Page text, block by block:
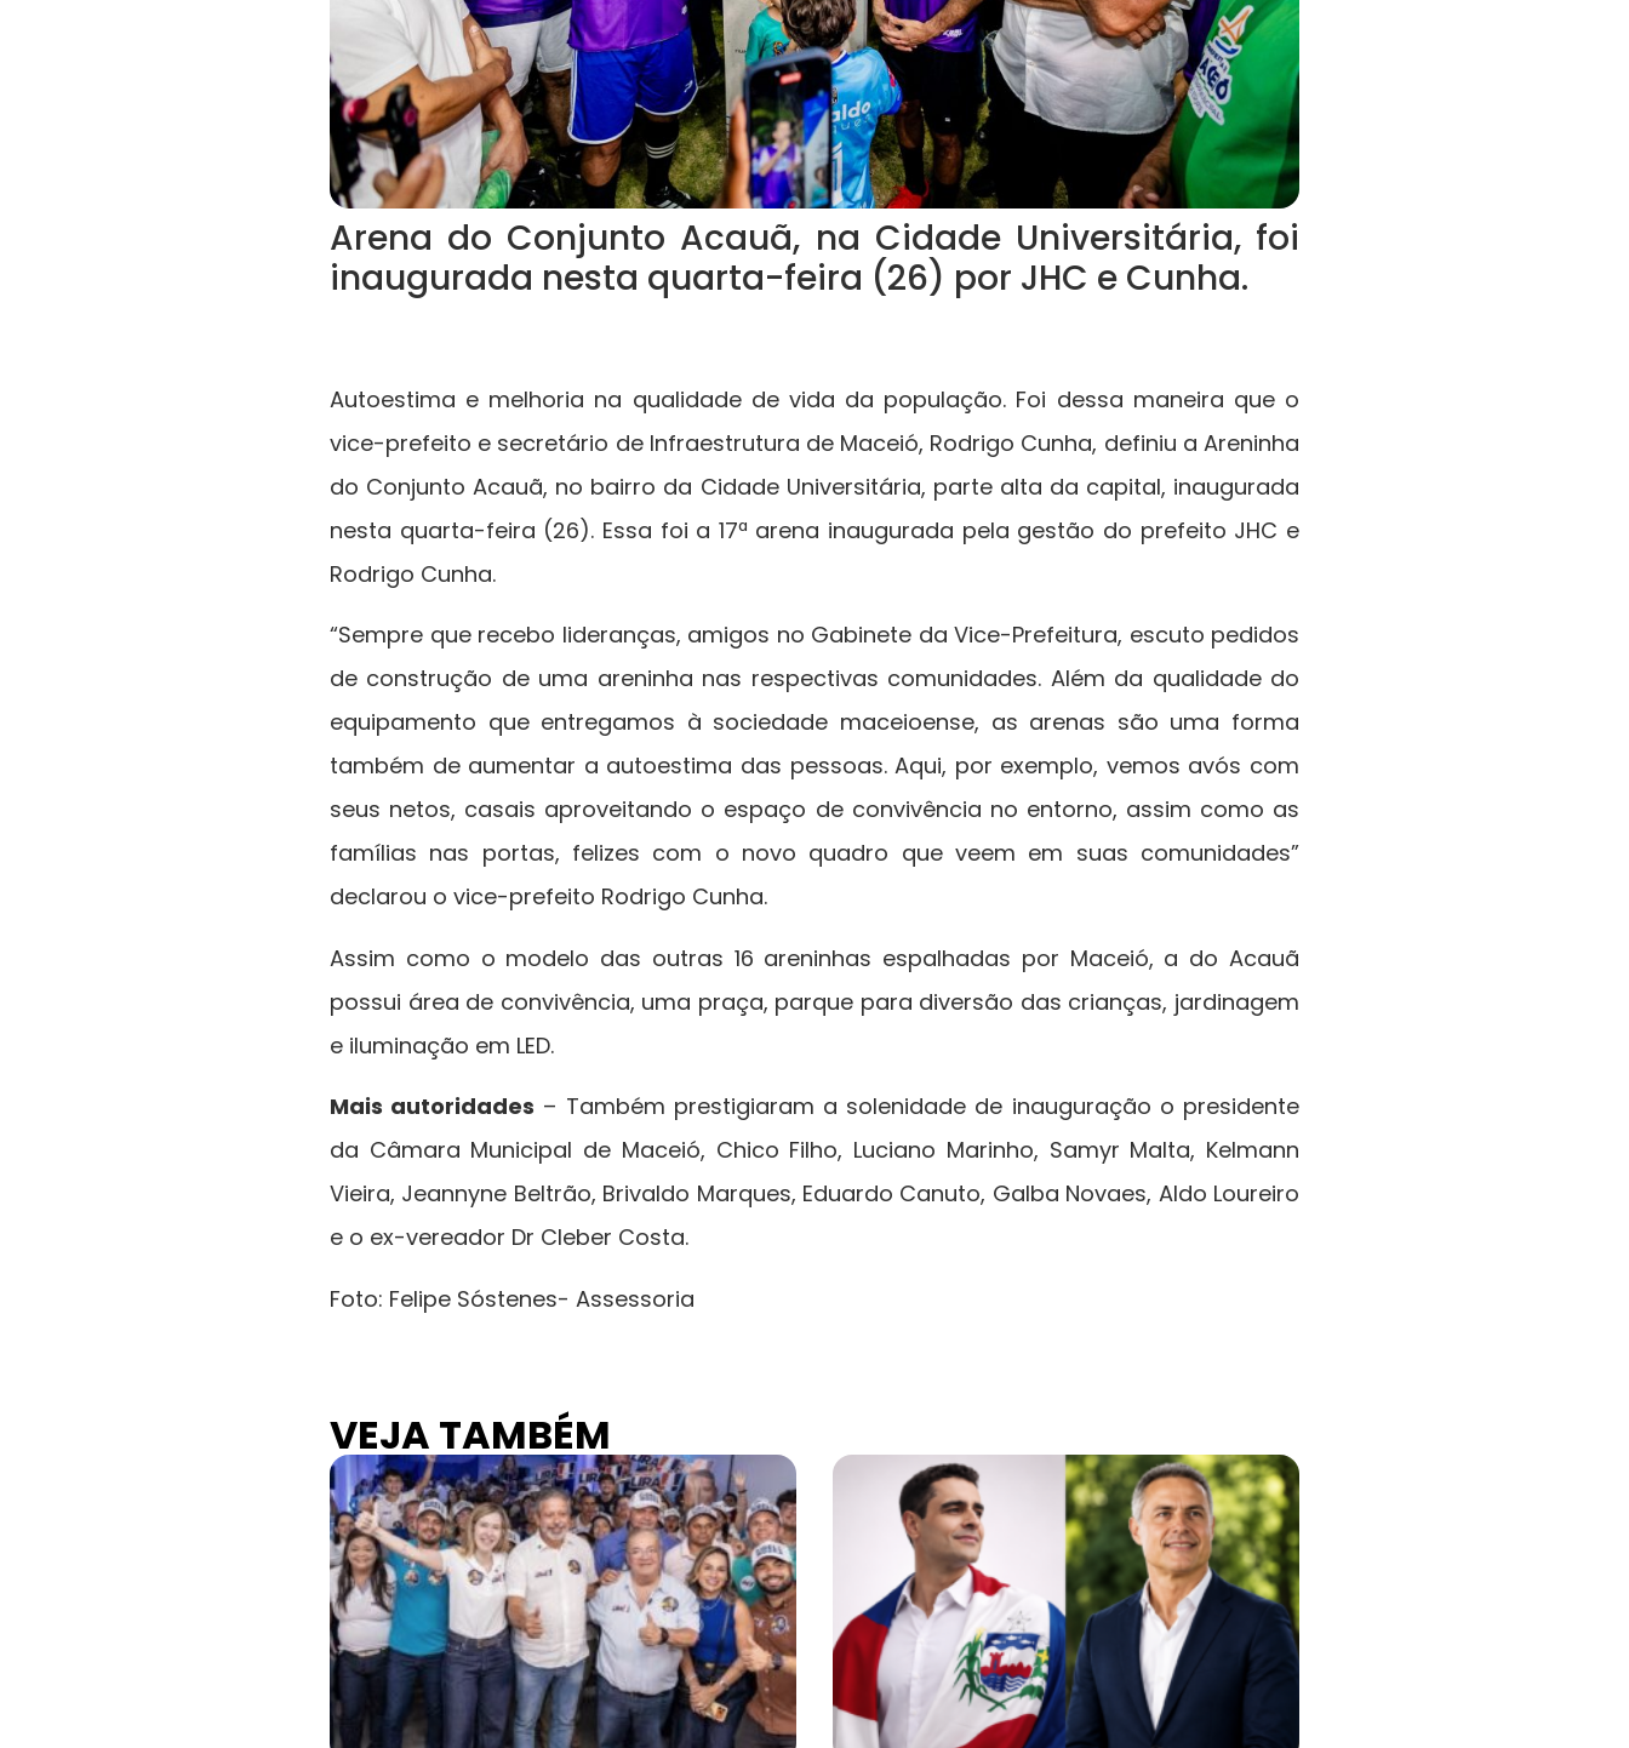
Arena do Conjunto Acauã, na Cidade Universitária, foi
inaugurada nesta quarta-feira (26) por JHC e Cunha.
Autoestima e melhoria na qualidade de vida da população. Foi dessa maneira que o
vice-prefeito e secretário de Infraestrutura de Maceió, Rodrigo Cunha, definiu a Areninha
do Conjunto Acauã, no bairro da Cidade Universitária, parte alta da capital, inaugurada
nesta quarta-feira (26). Essa foi a 17ª arena inaugurada pela gestão do prefeito JHC e
Rodrigo Cunha.
“Sempre que recebo lideranças, amigos no Gabinete da Vice-Prefeitura, escuto pedidos
de construção de uma areninha nas respectivas comunidades. Além da qualidade do
equipamento que entregamos à sociedade maceioense, as arenas são uma forma
também de aumentar a autoestima das pessoas. Aqui, por exemplo, vemos avós com
seus netos, casais aproveitando o espaço de convivência no entorno, assim como as
famílias nas portas, felizes com o novo quadro que veem em suas comunidades”
declarou o vice-prefeito Rodrigo Cunha.
Assim como o modelo das outras 16 areninhas espalhadas por Maceió, a do Acauã
possui área de convivência, uma praça, parque para diversão das crianças, jardinagem
e iluminação em LED.
Mais autoridades – Também prestigiaram a solenidade de inauguração o presidente
da Câmara Municipal de Maceió, Chico Filho, Luciano Marinho, Samyr Malta, Kelmann
Vieira, Jeannyne Beltrão, Brivaldo Marques, Eduardo Canuto, Galba Novaes, Aldo Loureiro
e o ex-vereador Dr Cleber Costa.
Foto: Felipe Sóstenes- Assessoria
VEJA TAMBÉM